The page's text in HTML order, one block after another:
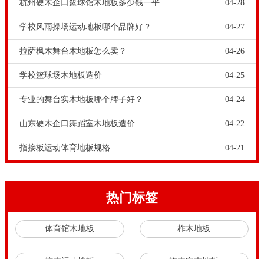
杭州硬木企口篮球馆木地板多少钱一平 04-28
学校风雨操场运动地板哪个品牌好？ 04-27
拉萨枫木舞台木地板怎么卖？ 04-26
学校篮球场木地板造价 04-25
专业的舞台实木地板哪个牌子好？ 04-24
山东硬木企口舞蹈室木地板造价 04-22
指接板运动体育地板规格 04-21
热门标签
体育馆木地板 柞木地板